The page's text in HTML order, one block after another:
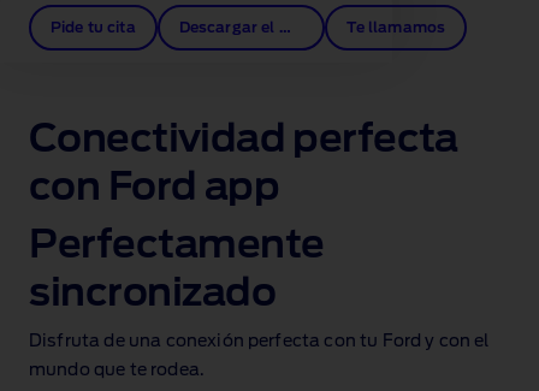
Pide tu cita Descargar el manual Te llamamos
Conectividad perfecta
con Ford app
Perfectamente
sincronizado
Disfruta de una conexión perfecta con tu Ford y con el
mundo que te rodea.